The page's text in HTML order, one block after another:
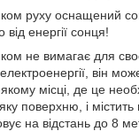
руху оснащений
енергії сонця!
не вимагає для
він
місці, де це
поверхню, і
на відстань до 8